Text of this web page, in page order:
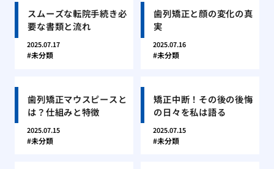
スムーズな転院手続き必
要な書類と流れ
2025.07.17
未分類
歯列矯正と顔の変化の真
実
2025.07.16
未分類
歯列矯正マウスピースと
は？仕組みと特徴
2025.07.15
未分類
矯正中断！その後の後悔
の日々を私は語る
2025.07.15
未分類